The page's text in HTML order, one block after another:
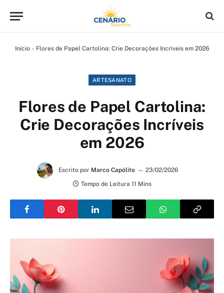
Início » Flores de Papel Cartolina: Crie Decorações Incríveis em 2026
ARTESANATO
Flores de Papel Cartolina:
Crie Decorações Incríveis
em 2026
Escrito por Marco Capólito
23/02/2026
Tempo de Leitura 11 Mins